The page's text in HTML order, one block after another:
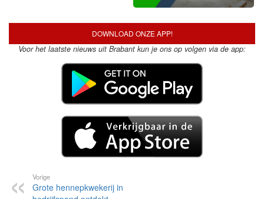
DOWNLOAD ONZE APP!
Voor het laatste nieuws uit Brabant kun je ons op volgen via de app:
Vorige
Grote hennepkwekerij in